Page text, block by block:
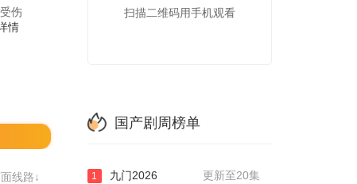
伤
情
线路↓
扫描二维码用手机观看
国产剧周榜单
更新至20集
1 九门2026